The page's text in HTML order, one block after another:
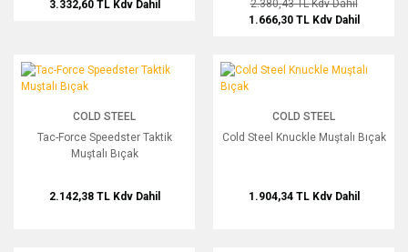
3.332,60 TL Kdv Dahil 2.380,43 TLKdv Dahil
1.666,30 TL Kdv Dahil
Tac-Force Speedster Taktik Muştalı Bıçak
COLD STEEL
Tac-Force Speedster Taktik
Muştalı Bıçak
2.142,38 TL Kdv Dahil
Cold Steel Knuckle Muştalı Bıçak
COLD STEEL
Cold Steel Knuckle Muştalı Bıçak
1.904,34 TL Kdv Dahil